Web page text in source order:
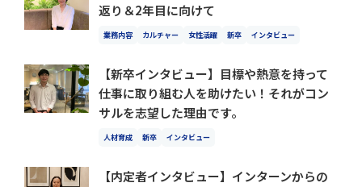
返り＆2年目に向けて
業務内容 カルチャー 女性活躍 新卒 インタビュー
【新卒インタビュー】目標や熱意を持って
仕事に取り組む人を助けたい！それがコン
サルを志望した理由です。
人材育成 新卒 インタビュー
【内定者インタビュー】インターンからの